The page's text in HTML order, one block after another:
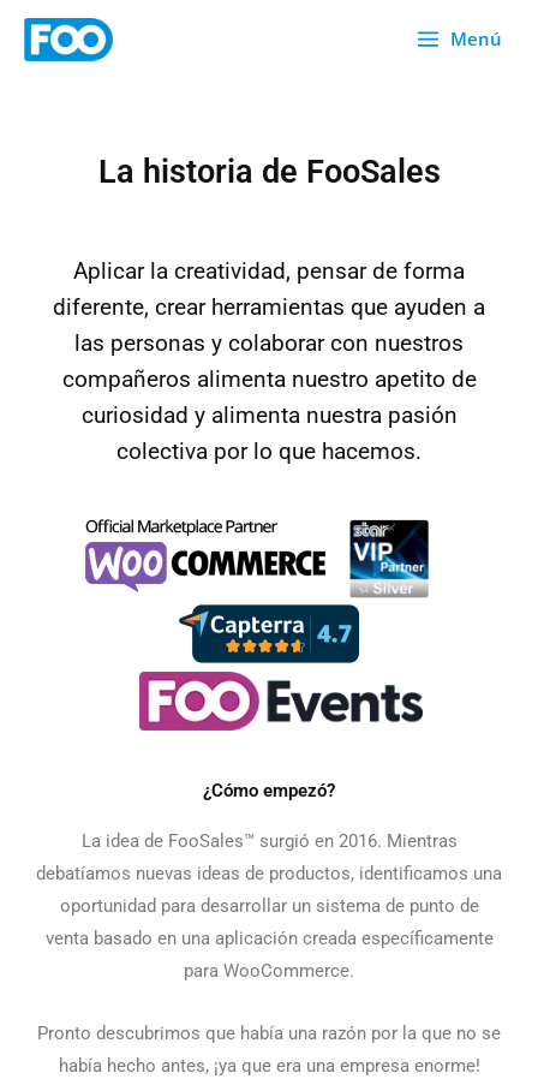
Menú
La historia de FooSales
Aplicar la creatividad, pensar de forma
diferente, crear herramientas que ayuden a
las personas y colaborar con nuestros
compañeros alimenta nuestro apetito de
curiosidad y alimenta nuestra pasión
colectiva por lo que hacemos.
¿Cómo empezó?
La idea de FooSales™ surgió en 2016. Mientras
debatíamos nuevas ideas de productos, identificamos una
oportunidad para desarrollar un sistema de punto de
venta basado en una aplicación creada específicamente
para WooCommerce.
Pronto descubrimos que había una razón por la que no se
había hecho antes, ¡ya que era una empresa enorme!